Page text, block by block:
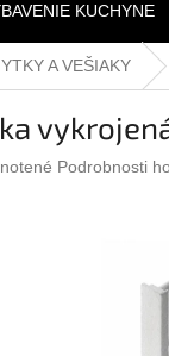
KUCHYNE
A VEŠIAKY
Podrobnosti